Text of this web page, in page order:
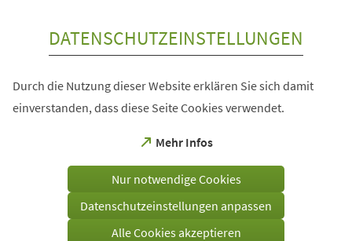
DATENSCHUTZEINSTELLUNGEN
Durch die Nutzung dieser Website erklären Sie sich damit
einverstanden, dass diese Seite Cookies verwendet.
Mehr Infos
(Öffnet
einem
Tab)
Nur notwendige Cookies
Datenschutzeinstellungen anpassen
Alle Cookies akzeptieren